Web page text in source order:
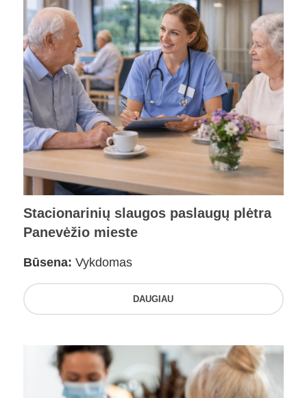
Stacionarinių slaugos paslaugų plėtra
Panevėžio mieste
Būsena: Vykdomas
DAUGIAU